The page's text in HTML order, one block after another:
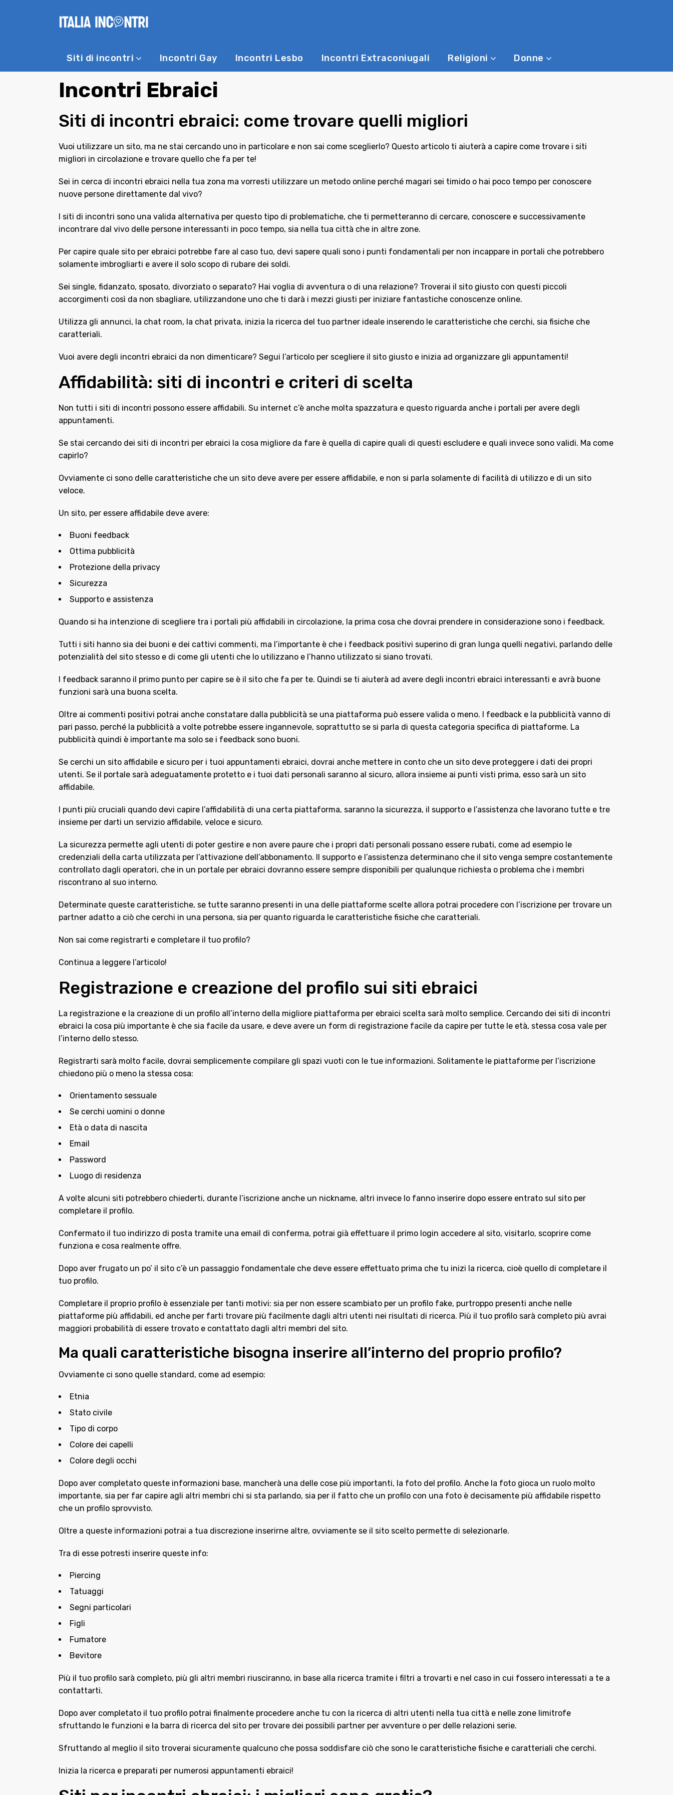
Siti di incontri Incontri Gay Incontri Lesbo Incontri Extraconiugali Religioni Donne
Incontri Ebraici
Siti di incontri ebraici: come trovare quelli migliori
Vuoi utilizzare un sito, ma ne stai cercando uno in particolare e non sai come sceglierlo? Questo articolo ti aiuterà a capire come trovare i siti
migliori in circolazione e trovare quello che fa per te!
Sei in cerca di incontri ebraici nella tua zona ma vorresti utilizzare un metodo online perché magari sei timido o hai poco tempo per conoscere
nuove persone direttamente dal vivo?
I siti di incontri sono una valida alternativa per questo tipo di problematiche, che ti permetteranno di cercare, conoscere e successivamente
incontrare dal vivo delle persone interessanti in poco tempo, sia nella tua città che in altre zone.
Per capire quale sito per ebraici potrebbe fare al caso tuo, devi sapere quali sono i punti fondamentali per non incappare in portali che potrebbero
solamente imbrogliarti e avere il solo scopo di rubare dei soldi.
Sei single, fidanzato, sposato, divorziato o separato? Hai voglia di avventura o di una relazione? Troverai il sito giusto con questi piccoli
accorgimenti così da non sbagliare, utilizzandone uno che ti darà i mezzi giusti per iniziare fantastiche conoscenze online.
Utilizza gli annunci, la chat room, la chat privata, inizia la ricerca del tuo partner ideale inserendo le caratteristiche che cerchi, sia fisiche che
caratteriali.
Vuoi avere degli incontri ebraici da non dimenticare? Segui l’articolo per scegliere il sito giusto e inizia ad organizzare gli appuntamenti!
Affidabilità: siti di incontri e criteri di scelta
Non tutti i siti di incontri possono essere affidabili. Su internet c’è anche molta spazzatura e questo riguarda anche i portali per avere degli
appuntamenti.
Se stai cercando dei siti di incontri per ebraici la cosa migliore da fare è quella di capire quali di questi escludere e quali invece sono validi. Ma come
capirlo?
Ovviamente ci sono delle caratteristiche che un sito deve avere per essere affidabile, e non si parla solamente di facilità di utilizzo e di un sito
veloce.
Un sito, per essere affidabile deve avere:
Buoni feedback
Ottima pubblicità
Protezione della privacy
Sicurezza
Supporto e assistenza
Quando si ha intenzione di scegliere tra i portali più affidabili in circolazione, la prima cosa che dovrai prendere in considerazione sono i feedback.
Tutti i siti hanno sia dei buoni e dei cattivi commenti, ma l’importante è che i feedback positivi superino di gran lunga quelli negativi, parlando delle
potenzialità del sito stesso e di come gli utenti che lo utilizzano e l’hanno utilizzato si siano trovati.
I feedback saranno il primo punto per capire se è il sito che fa per te. Quindi se ti aiuterà ad avere degli incontri ebraici interessanti e avrà buone
funzioni sarà una buona scelta.
Oltre ai commenti positivi potrai anche constatare dalla pubblicità se una piattaforma può essere valida o meno. I feedback e la pubblicità vanno di
pari passo, perché la pubblicità a volte potrebbe essere ingannevole, soprattutto se si parla di questa categoria specifica di piattaforme. La
pubblicità quindi è importante ma solo se i feedback sono buoni.
Se cerchi un sito affidabile e sicuro per i tuoi appuntamenti ebraici, dovrai anche mettere in conto che un sito deve proteggere i dati dei propri
utenti. Se il portale sarà adeguatamente protetto e i tuoi dati personali saranno al sicuro, allora insieme ai punti visti prima, esso sarà un sito
affidabile.
I punti più cruciali quando devi capire l’affidabilità di una certa piattaforma, saranno la sicurezza, il supporto e l’assistenza che lavorano tutte e tre
insieme per darti un servizio affidabile, veloce e sicuro.
La sicurezza permette agli utenti di poter gestire e non avere paure che i propri dati personali possano essere rubati, come ad esempio le
credenziali della carta utilizzata per l’attivazione dell’abbonamento. Il supporto e l’assistenza determinano che il sito venga sempre costantemente
controllato dagli operatori, che in un portale per ebraici dovranno essere sempre disponibili per qualunque richiesta o problema che i membri
riscontrano al suo interno.
Determinate queste caratteristiche, se tutte saranno presenti in una delle piattaforme scelte allora potrai procedere con l’iscrizione per trovare un
partner adatto a ciò che cerchi in una persona, sia per quanto riguarda le caratteristiche fisiche che caratteriali.
Non sai come registrarti e completare il tuo profilo?
Continua a leggere l’articolo!
Registrazione e creazione del profilo sui siti ebraici
La registrazione e la creazione di un profilo all’interno della migliore piattaforma per ebraici scelta sarà molto semplice. Cercando dei siti di incontri
ebraici la cosa più importante è che sia facile da usare, e deve avere un form di registrazione facile da capire per tutte le età, stessa cosa vale per
l’interno dello stesso.
Registrarti sarà molto facile, dovrai semplicemente compilare gli spazi vuoti con le tue informazioni. Solitamente le piattaforme per l’iscrizione
chiedono più o meno la stessa cosa:
Orientamento sessuale
Se cerchi uomini o donne
Età o data di nascita
Email
Password
Luogo di residenza
A volte alcuni siti potrebbero chiederti, durante l’iscrizione anche un nickname, altri invece lo fanno inserire dopo essere entrato sul sito per
completare il profilo.
Confermato il tuo indirizzo di posta tramite una email di conferma, potrai già effettuare il primo login accedere al sito, visitarlo, scoprire come
funziona e cosa realmente offre.
Dopo aver frugato un po’ il sito c’è un passaggio fondamentale che deve essere effettuato prima che tu inizi la ricerca, cioè quello di completare il
tuo profilo.
Completare il proprio profilo è essenziale per tanti motivi: sia per non essere scambiato per un profilo fake, purtroppo presenti anche nelle
piattaforme più affidabili, ed anche per farti trovare più facilmente dagli altri utenti nei risultati di ricerca. Più il tuo profilo sarà completo più avrai
maggiori probabilità di essere trovato e contattato dagli altri membri del sito.
Ma quali caratteristiche bisogna inserire all’interno del proprio profilo?
Ovviamente ci sono quelle standard, come ad esempio:
Etnia
Stato civile
Tipo di corpo
Colore dei capelli
Colore degli occhi
Dopo aver completato queste informazioni base, mancherà una delle cose più importanti, la foto del profilo. Anche la foto gioca un ruolo molto
importante, sia per far capire agli altri membri chi si sta parlando, sia per il fatto che un profilo con una foto è decisamente più affidabile rispetto
che un profilo sprovvisto.
Oltre a queste informazioni potrai a tua discrezione inserirne altre, ovviamente se il sito scelto permette di selezionarle.
Tra di esse potresti inserire queste info:
Piercing
Tatuaggi
Segni particolari
Figli
Fumatore
Bevitore
Più il tuo profilo sarà completo, più gli altri membri riusciranno, in base alla ricerca tramite i filtri a trovarti e nel caso in cui fossero interessati a te a
contattarti.
Dopo aver completato il tuo profilo potrai finalmente procedere anche tu con la ricerca di altri utenti nella tua città e nelle zone limitrofe
sfruttando le funzioni e la barra di ricerca del sito per trovare dei possibili partner per avventure o per delle relazioni serie.
Sfruttando al meglio il sito troverai sicuramente qualcuno che possa soddisfare ciò che sono le caratteristiche fisiche e caratteriali che cerchi.
Inizia la ricerca e preparati per numerosi appuntamenti ebraici!